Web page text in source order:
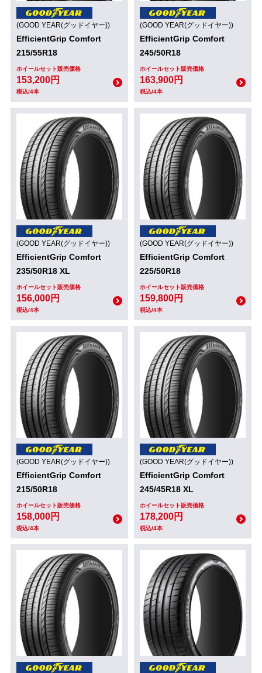
(GOOD YEAR(グッドイヤー))
EfficientGrip Comfort
215/55R18
ホイールセット販売価格
153,200円
税込/4本
(GOOD YEAR(グッドイヤー))
EfficientGrip Comfort
245/50R18
ホイールセット販売価格
163,900円
税込/4本
(GOOD YEAR(グッドイヤー))
EfficientGrip Comfort
235/50R18 XL
ホイールセット販売価格
156,000円
税込/4本
(GOOD YEAR(グッドイヤー))
EfficientGrip Comfort
225/50R18
ホイールセット販売価格
159,800円
税込/4本
(GOOD YEAR(グッドイヤー))
EfficientGrip Comfort
215/50R18
ホイールセット販売価格
158,000円
税込/4本
(GOOD YEAR(グッドイヤー))
EfficientGrip Comfort
245/45R18 XL
ホイールセット販売価格
178,200円
税込/4本